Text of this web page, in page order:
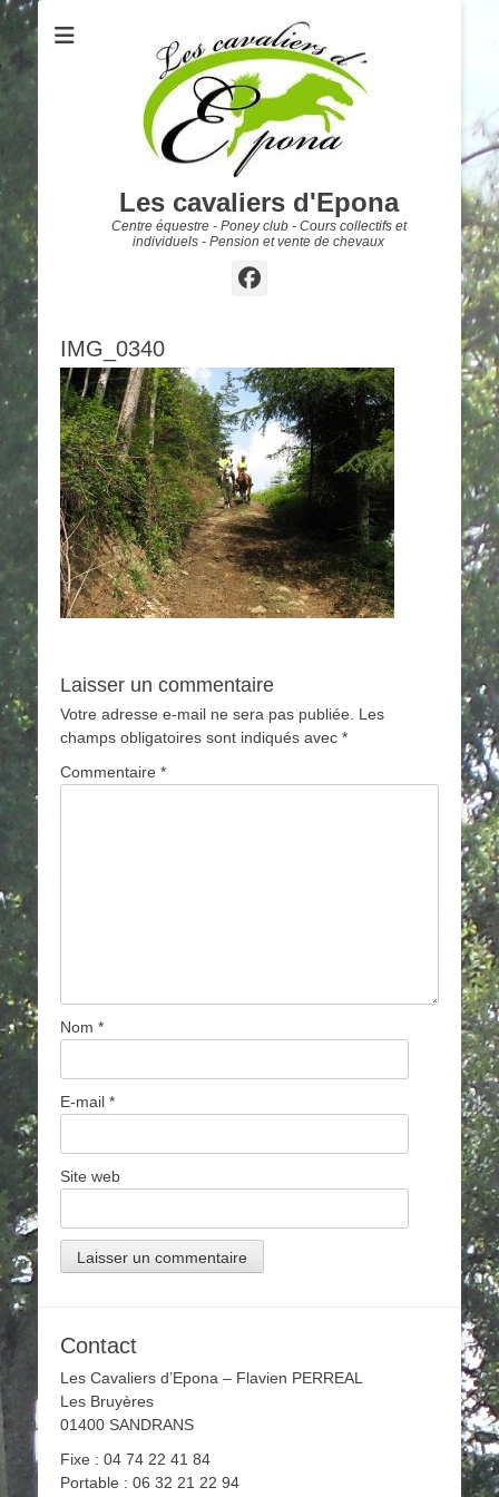
Les cavaliers d'Epona
Centre équestre - Poney club - Cours collectifs et
individuels - Pension et vente de chevaux
Facebook
IMG_0340
Laisser un commentaire
Votre adresse e-mail ne sera pas publiée.
Les
champs obligatoires sont indiqués avec *
Commentaire *
Nom *
E-mail *
Site web
Contact
Les Cavaliers d’Epona – Flavien PERREAL
Les Bruyères
01400 SANDRANS
Fixe : 04 74 22 41 84
Portable : 06 32 21 22 94